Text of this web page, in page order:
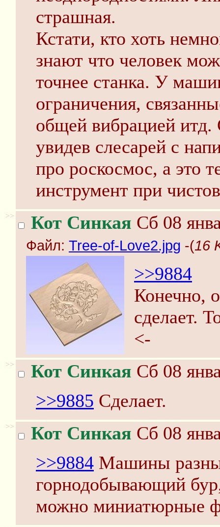
страшная.
Кстати, кто хоть
знают что человек
точнее станка. У
ограничения,
общей вибрацией итд.
увидев слесарей с
про роскосмос, а это
инструмент при
>> Кот Синкая Сб 08
Файл: Tree-of-Love2.jpg -(16
>>9884
Конечно,
сделает.
<-
>> Кот Синкая Сб 08
>>9885 Сделает.
>> Кот Синкая Сб 08
>>9884 Машины
горнодобывающий
можно миниатюрные